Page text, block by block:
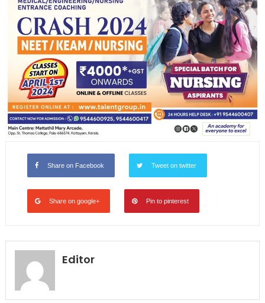
Share on Facebook Tweet on twitter
Share on google+ Pin to pinterest
Editor